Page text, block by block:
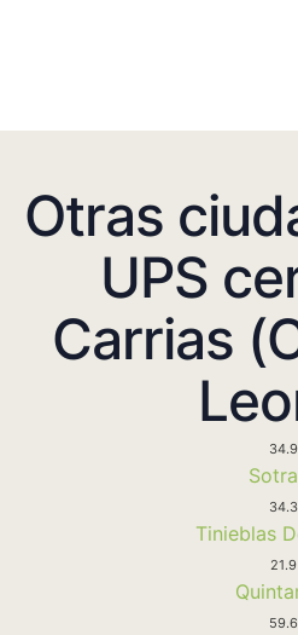
Otras
UPS
Carrias
Tinieblas